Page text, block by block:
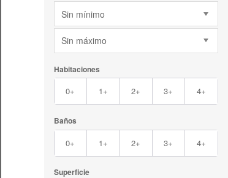
Sin mínimo
Sin máximo
Habitaciones
0+ 1+ 2+ 3+ 4+
Baños
0+ 1+ 2+ 3+ 4+
Superficie